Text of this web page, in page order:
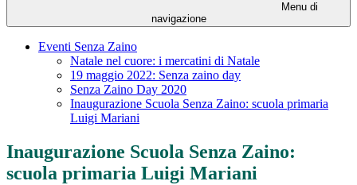
Menu di
navigazione
Eventi Senza Zaino
Natale nel cuore: i mercatini di Natale
19 maggio 2022: Senza zaino day
Senza Zaino Day 2020
Inaugurazione Scuola Senza Zaino: scuola primaria
Luigi Mariani
Inaugurazione Scuola Senza Zaino:
scuola primaria Luigi Mariani